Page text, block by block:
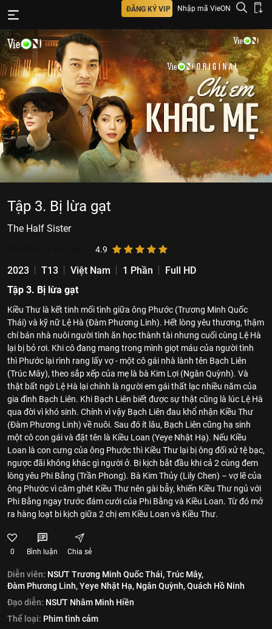
ĐĂNG KÝ VIP Nhập mã VieON
Tập 3. Bị lừa gạt
The Half Sister
4.9
2023 T13 Việt Nam 1 Phần
Full HD
Tập 3. Bị lừa gạt
Kiều Thư là kết tinh mối tình giữa ông Phước (Trương Minh Quốc
Thái) và kỹ nữ Lệ Hà (Đàm Phương Linh). Hết lòng yêu thương, thậm
chí bán nhà nuôi người tình ăn học thành tài nhưng cuối cùng Lệ Hà
lại bị bỏ rơi. Khi cô đang mang trong mình giọt máu của người tình
thì Phước lại rình rang lấy vợ - một cô gái nhà lành tên Bạch Liên
(Trúc Mây), theo sắp xếp của mẹ là bà Kim Lợi (Ngân Quỳnh). Và
thật bất ngờ Lệ Hà lại chính là người em gái thất lạc nhiều năm của
gia đình Bạch Liên. Khi Bạch Liên biết được sự thật cũng là lúc Lệ Hà
qua đời vì khó sinh. Chính vì vậy Bạch Liên đau khổ nhận Kiều Thư
(Đàm Phương Linh) về nuôi. Sau đó ít lâu, Bạch Liên cũng hạ sinh
một cô con gái và đặt tên là Kiều Loan (Yeye Nhật Hạ). Nếu Kiều
Loan là con cưng của ông Phước thì Kiều Thư lại bị ông đối xử tệ bạc,
ngược đãi không khác gì người ở. Bi kịch bắt đầu khi cả 2 cùng đem
lòng yêu Phi Bằng (Trần Phong). Bà Kim Thủy (Lily Chen) – vợ lẽ của
ông Phước vì căm ghét Kiều Thư nên gài bẫy, khiến Kiều Thư ngủ với
Phi Bằng ngay trước đám cưới của Phi Bằng và Kiều Loan. Từ đó mở
ra hàng loạt bi kịch giữa 2 chị em Kiều Loan và Kiều Thư.
0 Bình luận Chia sẻ
Diễn viên: NSƯT Trương Minh Quốc Thái,Trúc Mây,
Đàm Phương Linh,Yeye Nhật Hạ, Ngân Quỳnh,Quách Hồ Ninh
Đạo diễn: NSƯT Nhâm Minh Hiền
Thể loại: Phim tình cảm